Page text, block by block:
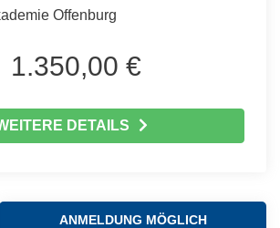
Offenburg
1.350,00 €
DETAILS
ANMELDUNG MÖGLICH